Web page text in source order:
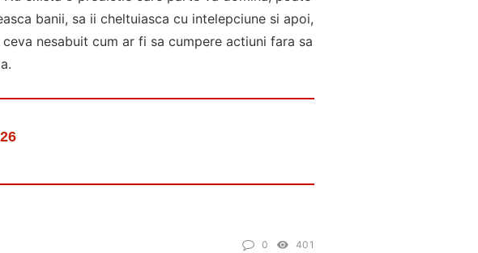
banii, sa ii cheltuiasca cu intelepciune si apoi,
nesabuit cum ar fi sa cumpere actiuni fara sa
0 401